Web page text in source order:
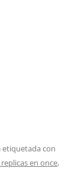
etiquetada con
en once,